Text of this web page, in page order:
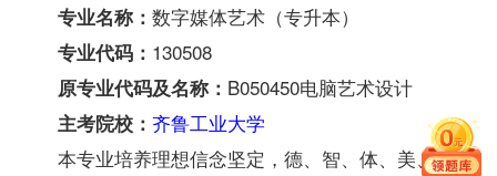
专业名称： 数字媒体艺术（专升本）
专业代码： 130508
原专业代码及名称： B050450电脑艺术设计
主考院校： 齐鲁工业大学
本专业培养理想信念坚定，德、智、体、美、劳全